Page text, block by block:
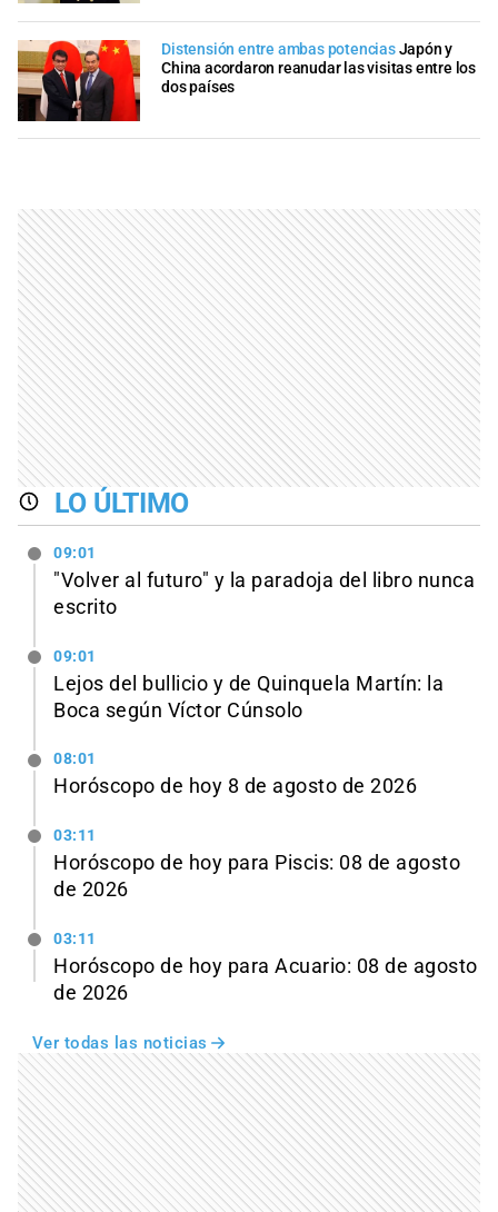
Distensión entre ambas potenciasJapón y
China acordaron reanudar las visitas entre los
dos países
LO ÚLTIMO
09:01
"Volver al futuro" y la paradoja del libro nunca
escrito
09:01
Lejos del bullicio y de Quinquela Martín: la
Boca según Víctor Cúnsolo
08:01
Horóscopo de hoy 8 de agosto de 2026
03:11
Horóscopo de hoy para Piscis: 08 de agosto
de 2026
03:11
Horóscopo de hoy para Acuario: 08 de agosto
de 2026
Ver todas las noticias